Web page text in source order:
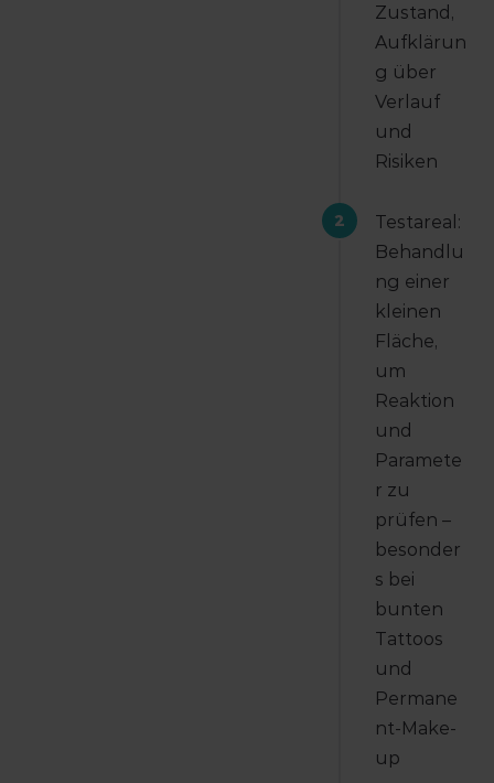
Zustand,
Aufklärun
g über
Verlauf
und
Risiken
2
Testareal:
Behandlu
ng einer
kleinen
Fläche,
um
Reaktion
und
Paramete
r zu
prüfen –
besonder
s bei
bunten
Tattoos
und
Permane
nt-Make-
up